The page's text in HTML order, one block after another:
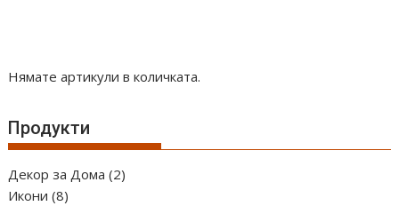
Нямате артикули в количката.
Продукти
Декор за Дома 22
Икони 88